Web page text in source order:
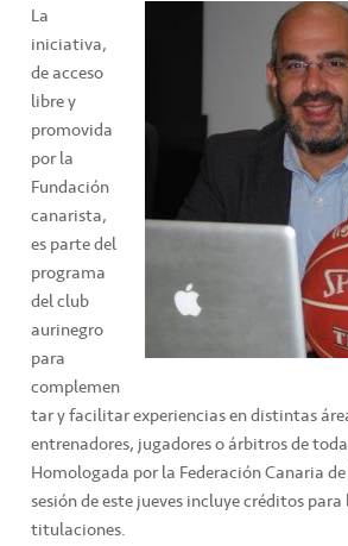
La
iniciativa,
de acceso
libre y
promovida
por la
Fundación
canarista,
es parte del
programa
del club
aurinegro
para
complemen
tar y facilitar experiencias en distintas
entrenadores, jugadores o árbitros de
Homologada por la Federación Canaria
sesión de este jueves incluye créditos
titulaciones.